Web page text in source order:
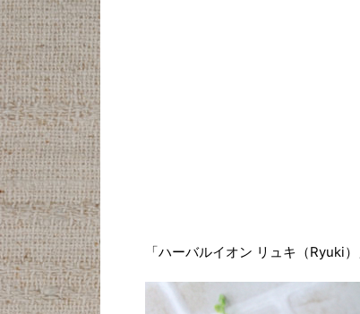
「ハーバルイオン リュキ（Ryuki